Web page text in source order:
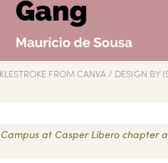
FROM CANVA / DESIGN BY
at Casper Libero chapter